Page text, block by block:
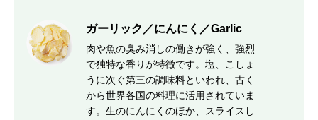
ガーリック／にんにく／Garlic
肉や魚の臭み消しの働きが強く、強烈
で独特な香りが特徴です。塩、こしょ
うに次ぐ第三の調味料といわれ、古く
から世界各国の料理に活用されていま
す。生のにんにくのほか、スライスし